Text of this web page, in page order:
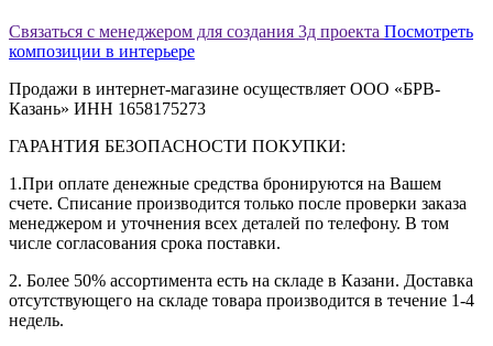
Связаться с менеджером для создания 3д проекта Посмотреть
композиции в интерьере
Продажи в интернет-магазине осуществляет ООО «БРВ-
Казань» ИНН 1658175273
ГАРАНТИЯ БЕЗОПАСНОСТИ ПОКУПКИ:
1.При оплате денежные средства бронируются на Вашем
счете. Списание производится только после проверки заказа
менеджером и уточнения всех деталей по телефону. В том
числе согласования срока поставки.
2. Более 50% ассортимента есть на складе в Казани. Доставка
отсутствующего на складе товара производится в течение 1-4
недель.